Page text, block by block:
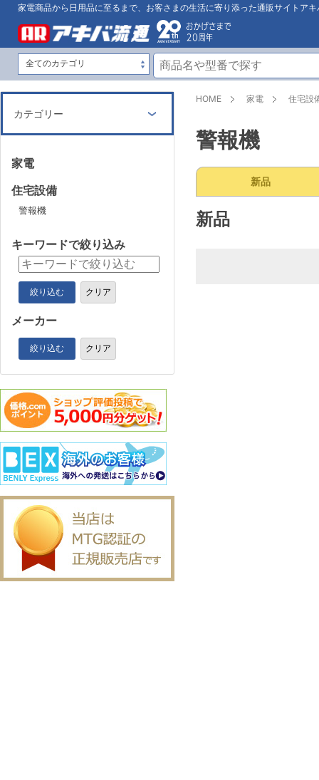
家電商品から日用品に至るまで、お客さまの生活に寄り添った通販サイトアキ
HOME 家電 住宅設
警報機
新品
新品
カテゴリー
家電
住宅設備
警報機
キーワードで絞り込み
絞り込む クリア
メーカー
絞り込む クリア